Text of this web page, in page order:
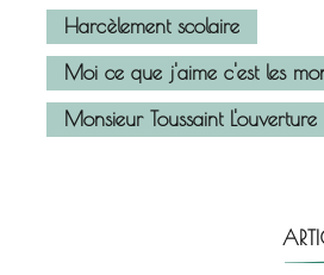
Harcèlement scolaire
Moi ce que j'aime c'est les
Monsieur Toussaint L'ouverture